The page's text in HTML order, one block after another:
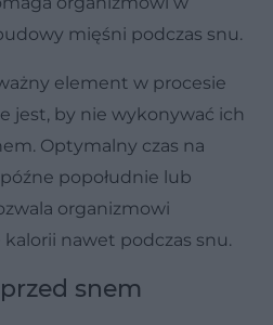
mięśni podczas snu.
element w procesie
jest, by nie wykonywać ich
Optymalny czas na
popołudnie lub
organizmowi
nawet podczas snu.
snem